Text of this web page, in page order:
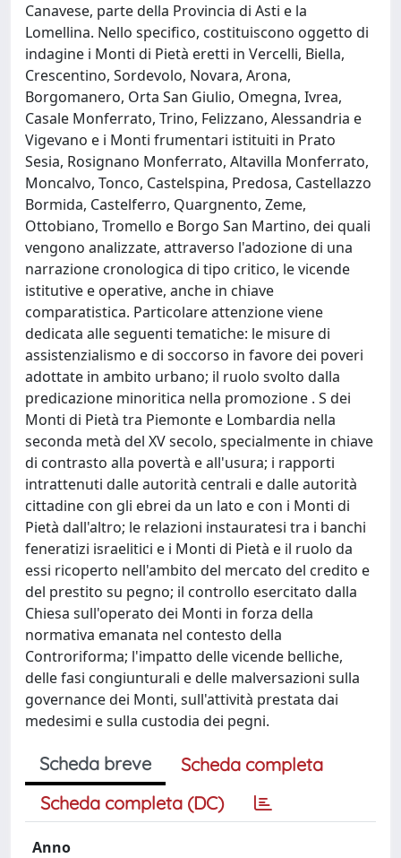
Canavese, parte della Provincia di Asti e la
Lomellina. Nello specifico, costituiscono oggetto di
indagine i Monti di Pietà eretti in Vercelli, Biella,
Crescentino, Sordevolo, Novara, Arona,
Borgomanero, Orta San Giulio, Omegna, Ivrea,
Casale Monferrato, Trino, Felizzano, Alessandria e
Vigevano e i Monti frumentari istituiti in Prato
Sesia, Rosignano Monferrato, Altavilla Monferrato,
Moncalvo, Tonco, Castelspina, Predosa, Castellazzo
Bormida, Castelferro, Quargnento, Zeme,
Ottobiano, Tromello e Borgo San Martino, dei quali
vengono analizzate, attraverso l'adozione di una
narrazione cronologica di tipo critico, le vicende
istitutive e operative, anche in chiave
comparatistica. Particolare attenzione viene
dedicata alle seguenti tematiche: le misure di
assistenzialismo e di soccorso in favore dei poveri
adottate in ambito urbano; il ruolo svolto dalla
predicazione minoritica nella promozione . S dei
Monti di Pietà tra Piemonte e Lombardia nella
seconda metà del XV secolo, specialmente in chiave
di contrasto alla povertà e all'usura; i rapporti
intrattenuti dalle autorità centrali e dalle autorità
cittadine con gli ebrei da un lato e con i Monti di
Pietà dall'altro; le relazioni instauratesi tra i banchi
feneratizi israelitici e i Monti di Pietà e il ruolo da
essi ricoperto nell'ambito del mercato del credito e
del prestito su pegno; il controllo esercitato dalla
Chiesa sull'operato dei Monti in forza della
normativa emanata nel contesto della
Controriforma; l'impatto delle vicende belliche,
delle fasi congiunturali e delle malversazioni sulla
governance dei Monti, sull'attività prestata dai
medesimi e sulla custodia dei pegni.
Scheda breve
Scheda completa
Scheda completa (DC)
Anno